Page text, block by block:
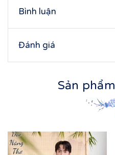
Bình luận
Đánh giá
Sản